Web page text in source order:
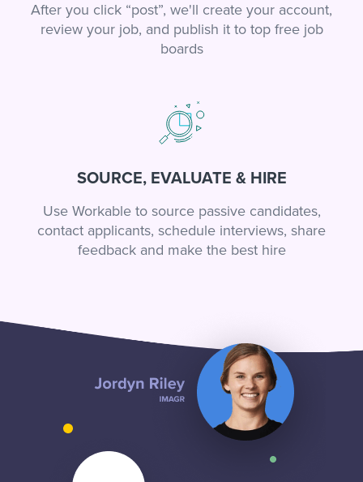
After you click “post”, we'll create your account,
review your job, and publish it to top free job
boards
SOURCE, EVALUATE & HIRE
Use Workable to source passive candidates,
contact applicants, schedule interviews, share
feedback and make the best hire